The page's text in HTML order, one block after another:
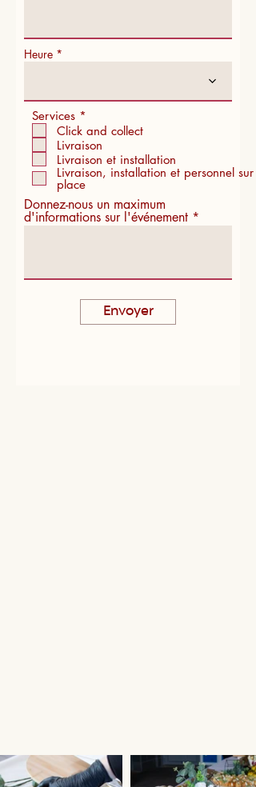
d
Heure
Services *
b
l
i
g
a
o
i
r
Click and collect
Livraison
Livraison et installation
Livraison, installation et personnel sur
place
Donnez-nous un maximum
d'informations sur l'événement
Envoyer